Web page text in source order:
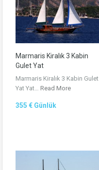
Marmaris Kiralık 3 Kabin
Gulet Yat
Marmaris Kiralık 3 Kabin Gulet
Yat Yat… Read More
355 € Günlük